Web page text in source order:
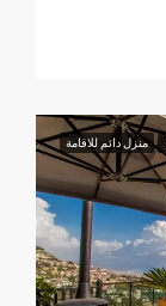
منزل دائم للاقامة